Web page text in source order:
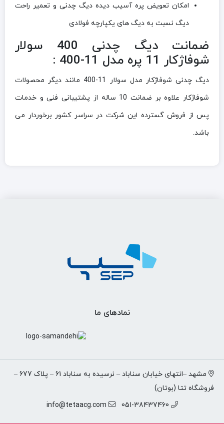
امکان تعویض پره آسیب دیده دیگ چدنی و تعمیر راحت
دیگ نسبت به دیگ های یکپارچه فولادی
ضمانت دیگ چدنی 400 سولار
شوفاژکار 11 پره مدل 11-400 :
دیگ چدنی شوفاژکار مدل سولار 11-400 مانند دیگر محصولات
شوفاژکار علاوه بر ضمانت 10 ساله از پشتیبانی فنی و خدمات
پس از فروش گسترده این شرکت در سراسر کشور برخوردار می
باشد.
نمادهای ما
مشهد –انتهای خیابان سناباد – نرسیده به سناباد 61 – پلاک 677 –
فروشگاه تتا (بوتان)
051-38437460
info@tetaacg.com